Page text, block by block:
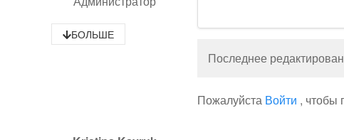
БОЛЬШЕ
Последнее
Пожалуйста Войти , чтобы